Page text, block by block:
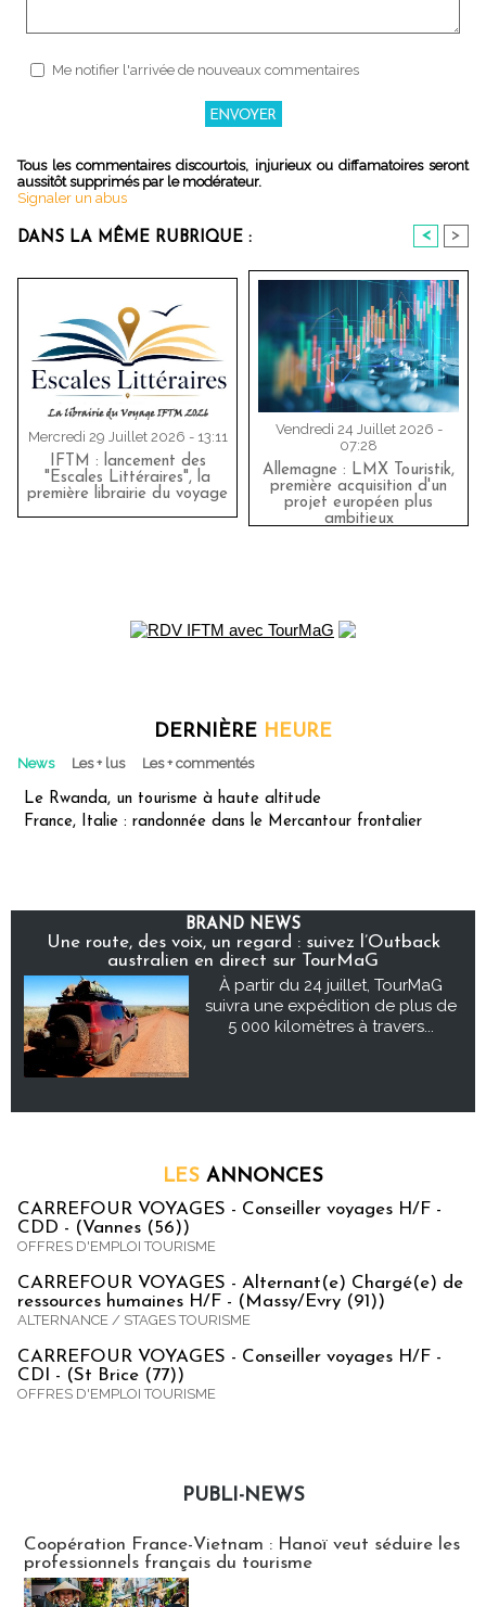
Me notifier l'arrivée de nouveaux commentaires
Tous les commentaires discourtois, injurieux ou diffamatoires seront
aussitôt supprimés par le modérateur.
Signaler un abus
DANS LA MÊME RUBRIQUE : < >
Mercredi 29 Juillet 2026 - 13:11
IFTM : lancement des
"Escales Littéraires", la
première librairie du voyage
Vendredi 24 Juillet 2026 -
07:28
Allemagne : LMX Touristik,
première acquisition d'un
projet européen plus
ambitieux
DERNIÈRE HEURE
News Les + lus Les + commentés
Le Rwanda, un tourisme à haute altitude
France, Italie : randonnée dans le Mercantour frontalier
BRAND NEWS
Une route, des voix, un regard : suivez l’Outback
australien en direct sur TourMaG
À partir du 24 juillet, TourMaG
suivra une expédition de plus de
5 000 kilomètres à travers...
LES ANNONCES
CARREFOUR VOYAGES - Conseiller voyages H/F -
CDD - (Vannes (56))
OFFRES D'EMPLOI TOURISME
CARREFOUR VOYAGES - Alternant(e) Chargé(e) de
ressources humaines H/F - (Massy/Evry (91))
ALTERNANCE / STAGES TOURISME
CARREFOUR VOYAGES - Conseiller voyages H/F -
CDI - (St Brice (77))
OFFRES D'EMPLOI TOURISME
PUBLI-NEWS
Coopération France-Vietnam : Hanoï veut séduire les
professionnels français du tourisme